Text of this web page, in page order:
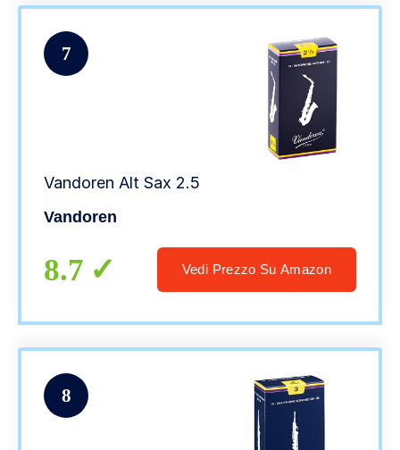
7
Vandoren Alt Sax 2.5
Vandoren
8.7 Vedi Prezzo Su Amazon
8